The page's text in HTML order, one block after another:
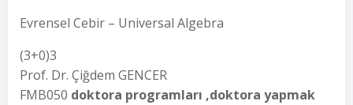
Evrensel Cebir – Universal Algebra
(3+0)3
Prof. Dr. Çiğdem GENCER
FMB050 doktora programları ,doktora yapmak